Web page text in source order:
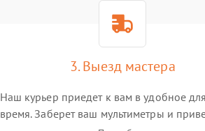
1500 ₽ Подробнее →
1000 ₽ Подробнее →
3. Выезд мастера
Наш курьер приедет к вам в удобное
время. Заберет ваш мультиметры и